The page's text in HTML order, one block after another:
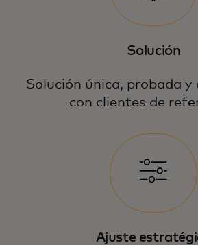
Solución
Solución única, probada y
con clientes de
Ajuste